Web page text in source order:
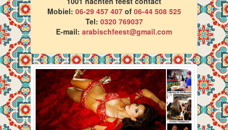
Mobiel: 06-29 457 407of 06-44 508 525
Tel: 0320 769037
E-mail: arabischfeest@gmail.com